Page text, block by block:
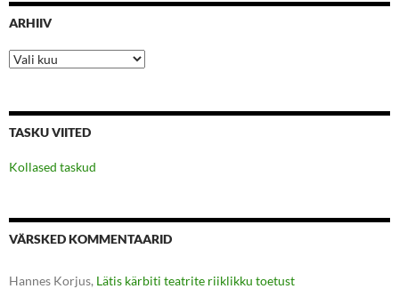
ARHIIV
Arhiiv
TASKU VIITED
Kollased taskud
VÄRSKED KOMMENTAARID
Hannes Korjus, Lätis kärbiti teatrite riiklikku toetust